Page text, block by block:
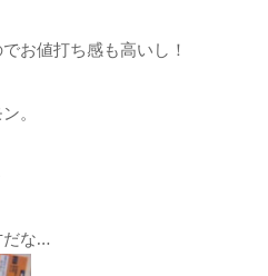
お値打ち感も高いし！
。
だな…